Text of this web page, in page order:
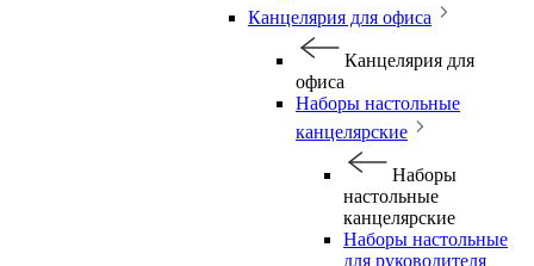
Канцелярия для офиса
Канцелярия для
офиса
Наборы настольные
канцелярские
Наборы
настольные
канцелярские
Наборы настольные
для руководителя